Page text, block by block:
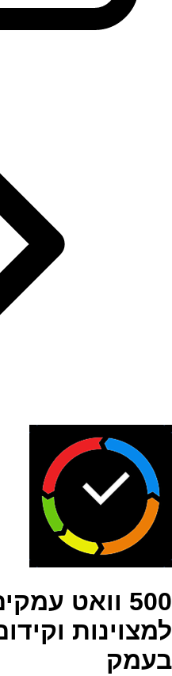
500 וואט
למצוינות
בעמק